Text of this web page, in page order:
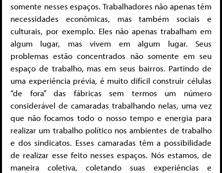
somente nesses espaços. Trabalhadores não apenas têm
necessidades econômicas, mas também sociais e
culturais, por exemplo. Eles não apenas trabalham em
algum lugar, mas vivem em algum lugar. Seus
problemas estão concentrados não somente em seu
espaço de trabalho, mas em seus bairros. Partindo de
uma experiência prévia, é muito difícil construir células
“de fora” das fábricas sem termos um número
considerável de camaradas trabalhando nelas, uma vez
que não focamos todo o nosso tempo e energia para
realizar um trabalho político nos ambientes de trabalho
e dos sindicatos. Esses camaradas têm a possibilidade
de realizar esse feito nesses espaços. Nós estamos, de
maneira coletiva, coletando suas experiências e